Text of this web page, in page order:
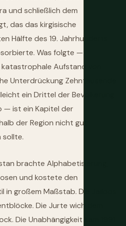
und schließlich dem
das das kirgisische
Hälfte des 19. Jahrhunderts
Was folgte —
Aufstand von
Unterdrückung Zehntausende
ein Drittel der Bevölkerung
— ist ein Kapitel der
der Region nicht gut
sollte.
brachte Alphabetisierung,
und kostete den
in großem Maßstab. Die Jailoos
Die Jurte wich dem
Die Unabhängigkeit kam 1991